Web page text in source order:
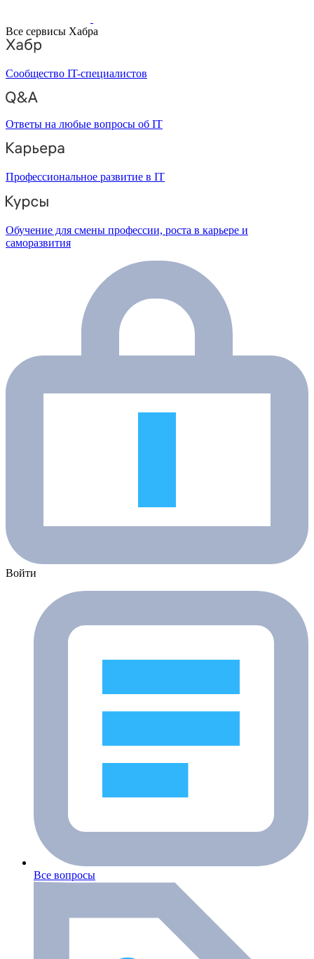
Все сервисы Хабра
Сообщество IT-специалистов
Ответы на любые вопросы об IT
Профессиональное развитие в IT
Обучение для смены профессии, роста в карьере и
саморазвития
Войти
Все вопросы